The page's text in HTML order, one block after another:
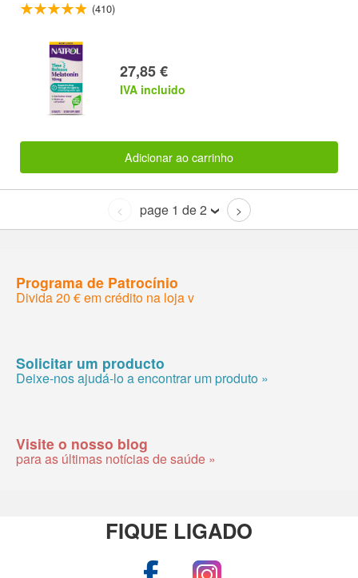
(410)
27,85 €
IVA incluido
Adicionar ao carrinho
< page 1 de 2 >
Programa de Patrocínio
Divida 20 € em crédito na loja v
Solicitar um producto
Deixe-nos ajudá-lo a encontrar um produto »
Visite o nosso blog
para as últimas notícias de saúde »
FIQUE LIGADO